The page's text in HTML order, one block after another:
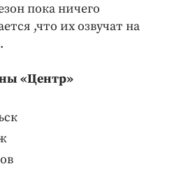
года
пока ничего
,что их озвучат на
«Центр»